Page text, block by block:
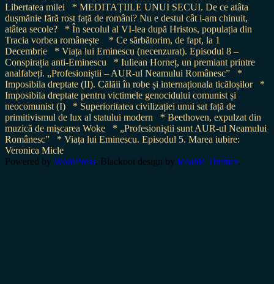
Libertatea milei
* MEDITAȚIILE UNUI SECUI. De ce atâta
dușmănie fără rost față de români? Nu e destul cât i-am chinuit,
atâtea secole?
* În secolul al VI-lea după Hristos, populația din
Tracia vorbea românește
* Ce sărbătorim, de fapt, la 1
Decembrie
* Viața lui Eminescu (necenzurat). Episodul 8 –
Conspirația anti-Eminescu
* Iuliean Horneț, un premiant printre
analfabeți. „Profesioniștii – AUR-ul Neamului Românesc”
*
Imposibila dreptate (II). Călăii în robe și internaționala ticăloșilor
*
Imposibila dreptate pentru victimele genocidului comunist și
neocomunist (I)
* Superioritatea civilizației unui sat față de
primitivismul de lux al statului modern
* Beethoven, expulzat din
muzică de mișcarea Woke
* „Profesioniștii sunt AUR-ul Neamului
Românesc”
* Viața lui Eminescu. Episodul 5. Marea iubire:
Veronica Micle
Powered by WordPress. Blackoot design by Iceable Themes.